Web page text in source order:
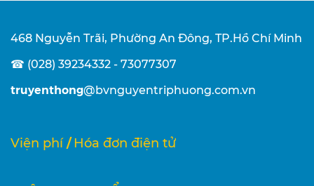
468 Nguyễn Trãi, Phường An Đông, TP.Hồ Chí Minh
☎ (028) 39234332 - 73077307
truyenthong@bvnguyentriphuong.com.vn
Viện phí / Hóa đơn điện tử